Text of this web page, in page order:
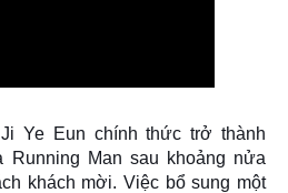
Ye Eun chính thức trở thành
Running Man sau khoảng nửa
khách mời. Việc bổ sung một